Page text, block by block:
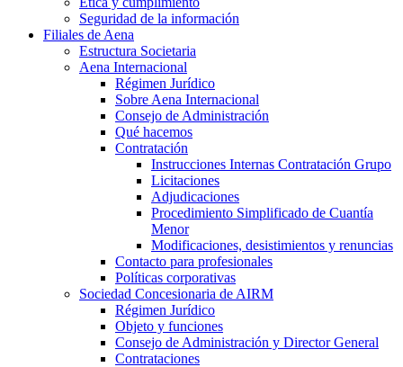
Seguridad de la información
Filiales de Aena
Estructura Societaria
Aena Internacional
Régimen Jurídico
Sobre Aena Internacional
Consejo de Administración
Qué hacemos
Contratación
Instrucciones Internas Contratación Grupo
Licitaciones
Adjudicaciones
Procedimiento Simplificado de Cuantía
Menor
Modificaciones, desistimientos y renuncias
Contacto para profesionales
Políticas corporativas
Sociedad Concesionaria de AIRM
Régimen Jurídico
Objeto y funciones
Consejo de Administración y Director General
Contrataciones